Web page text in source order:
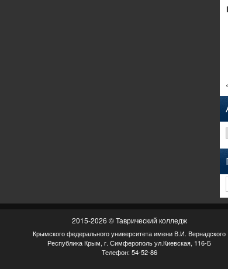
2015-2026 © Таврический колледж
Крымского федерального университета имени В.И. Вернадского
Республика Крым, г. Симферополь ул.Киевская, 116-Б
Телефон: 54-52-86